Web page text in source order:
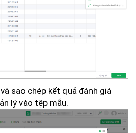
và sao chép kết quả đánh giá
lý vào tệp mẫu.